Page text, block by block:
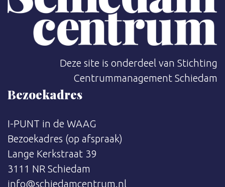
Deze site is onderdeel van Stichting
Centrummanagement Schiedam
Bezoekadres
I-PUNT in de WAAG
Bezoekadres (op afspraak)
Lange Kerkstraat 39
3111 NR Schiedam
info@schiedamcentrum.nl